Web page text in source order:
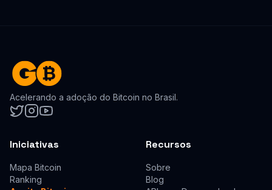
Acelerando a adoção do Bitcoin no Brasil.
Iniciativas
Mapa Bitcoin
Ranking
Recursos
Sobre
Blog